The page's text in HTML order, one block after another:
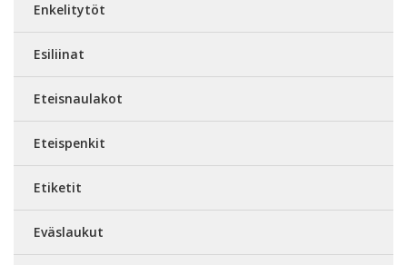
Enkelitytöt
Esiliinat
Eteisnaulakot
Eteispenkit
Etiketit
Eväslaukut